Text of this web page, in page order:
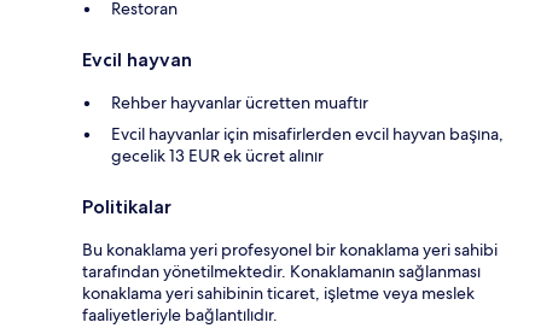
Restoran
Evcil hayvan
Rehber hayvanlar ücretten muaftır
Evcil hayvanlar için misafirlerden evcil hayvan başına,
gecelik 13 EUR ek ücret alınır
Politikalar
Bu konaklama yeri profesyonel bir konaklama yeri sahibi
tarafından yönetilmektedir. Konaklamanın sağlanması
konaklama yeri sahibinin ticaret, işletme veya meslek
faaliyetleriyle bağlantılıdır.